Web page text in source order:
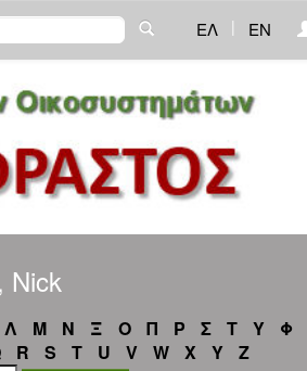
ΕΛ | EN
Nick
Λ Μ Ν Ξ Ο Π Ρ Σ Τ Υ Φ
R S T U V W X Y Z